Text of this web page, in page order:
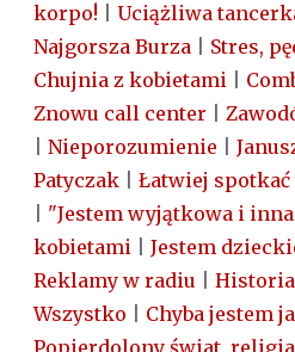
korpo!
Uciążliwa
Najgorsza Burza
Stres,
Chujnia z kobietami
Znowu call center
Nieporozumienie
Patyczak
Łatwiej
"Jestem wyjątkowa i
kobietami
Jestem
Reklamy w radiu
Historia
Wszystko
Chyba jestem